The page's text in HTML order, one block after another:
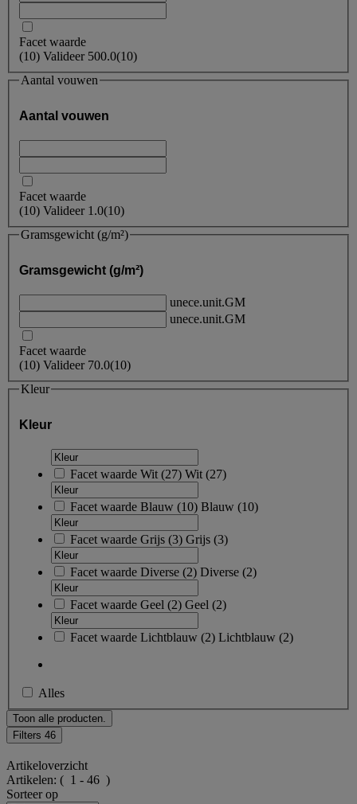
Facet waarde
(10) Valideer 500.0(10)
Aantal vouwen
Aantal vouwen
Facet waarde
(10) Valideer 1.0(10)
Gramsgewicht (g/m²)
Gramsgewicht (g/m²)
unece.unit.GM
unece.unit.GM
Facet waarde
(10) Valideer 70.0(10)
Kleur
Kleur
Facet waarde Wit (27) Wit (27)
Facet waarde Blauw (10) Blauw (10)
Facet waarde Grijs (3) Grijs (3)
Facet waarde Diverse (2) Diverse (2)
Facet waarde Geel (2) Geel (2)
Facet waarde Lichtblauw (2) Lichtblauw (2)
Alles
Toon alle producten.
Filters 46
Artikeloverzicht
Artikelen: ( 1 - 46 )
Sorteer op